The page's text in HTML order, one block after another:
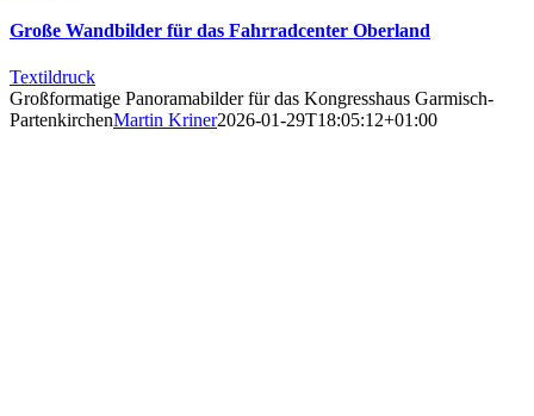
Große Wandbilder für das Fahrradcenter Oberland
Textildruck
Großformatige Panoramabilder für das Kongresshaus Garmisch-
PartenkirchenMartin Kriner2026-01-29T18:05:12+01:00